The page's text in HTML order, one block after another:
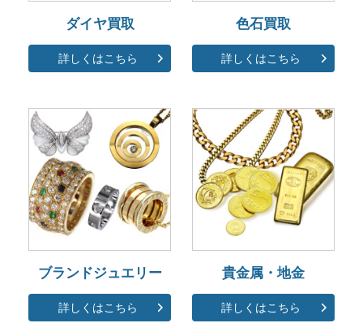
ダイヤ買取
詳しくはこちら
色石買取
詳しくはこちら
ブランドジュエリー
詳しくはこちら
貴金属・地金
詳しくはこちら